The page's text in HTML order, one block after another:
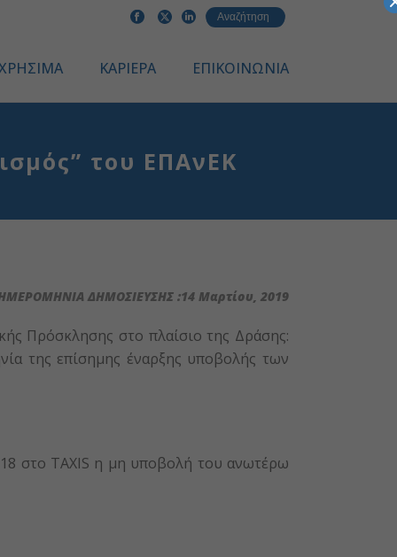
ΚΑΡΙΕΡΑ ΕΠΙΚΟΙΝΩΝΙΑ
του ΕΠΑνΕΚ
ΔΗΜΟΣΙΕΥΣΗΣ :14 Μαρτίου, 2019
Πρόσκλησης στο πλαίσιο της Δράσης:
της επίσημης έναρξης υποβολής των
στο ΤΑΧΙS η μη υποβολή του ανωτέρω